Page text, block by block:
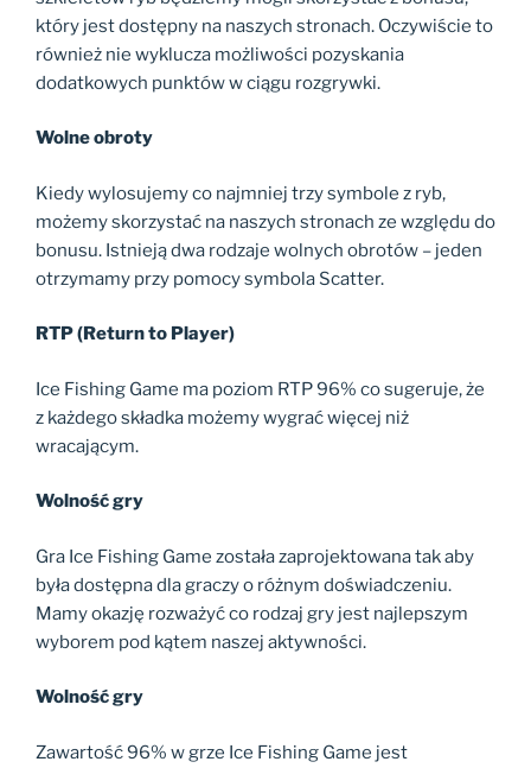
który jest dostępny na naszych stronach. Oczywiście to
również nie wyklucza możliwości pozyskania
dodatkowych punktów w ciągu rozgrywki.
Wolne obroty
Kiedy wylosujemy co najmniej trzy symbole z ryb,
możemy skorzystać na naszych stronach ze względu do
bonusu. Istnieją dwa rodzaje wolnych obrotów – jeden
otrzymamy przy pomocy symbola Scatter.
RTP (Return to Player)
Ice Fishing Game ma poziom RTP 96% co sugeruje, że
z każdego składka możemy wygrać więcej niż
wracającym.
Wolność gry
Gra Ice Fishing Game została zaprojektowana tak aby
była dostępna dla graczy o różnym doświadczeniu.
Mamy okazję rozważyć co rodzaj gry jest najlepszym
wyborem pod kątem naszej aktywności.
Wolność gry
Zawartość 96% w grze Ice Fishing Game jest